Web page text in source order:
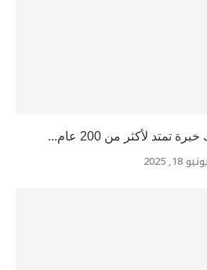
تمتد لأكثر من 200 عام...
يونيو 18, 2025